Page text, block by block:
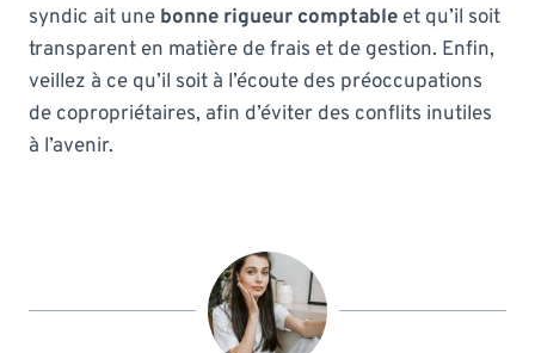
syndic ait une bonne rigueur comptable et qu’il soit
transparent en matière de frais et de gestion. Enfin,
veillez à ce qu’il soit à l’écoute des préoccupations
de copropriétaires, afin d’éviter des conflits inutiles
à l’avenir.